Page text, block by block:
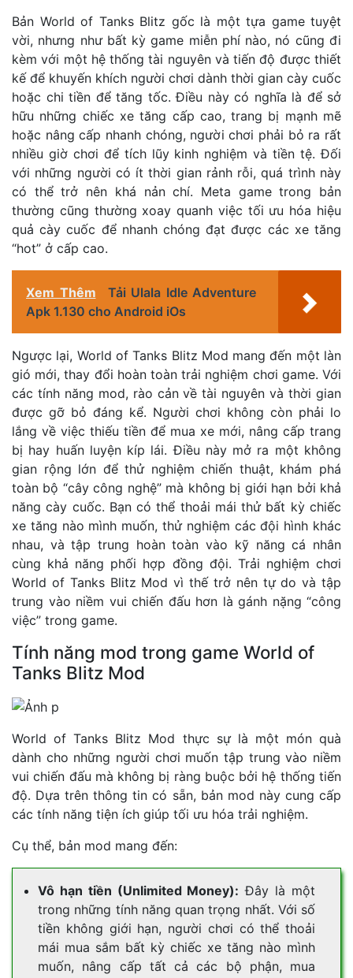
Bản World of Tanks Blitz gốc là một tựa game tuyệt
vời, nhưng như bất kỳ game miễn phí nào, nó cũng đi
kèm với một hệ thống tài nguyên và tiến độ được thiết
kế để khuyến khích người chơi dành thời gian cày cuốc
hoặc chi tiền để tăng tốc. Điều này có nghĩa là để sở
hữu những chiếc xe tăng cấp cao, trang bị mạnh mẽ
hoặc nâng cấp nhanh chóng, người chơi phải bỏ ra rất
nhiều giờ chơi để tích lũy kinh nghiệm và tiền tệ. Đối
với những người có ít thời gian rảnh rỗi, quá trình này
có thể trở nên khá nản chí. Meta game trong bản
thường cũng thường xoay quanh việc tối ưu hóa hiệu
quả cày cuốc để nhanh chóng đạt được các xe tăng
“hot” ở cấp cao.
Xem Thêm
Tải Ulala Idle Adventure
Apk 1.130 cho Android iOs
Ngược lại, World of Tanks Blitz Mod mang đến một làn
gió mới, thay đổi hoàn toàn trải nghiệm chơi game. Với
các tính năng mod, rào cản về tài nguyên và thời gian
được gỡ bỏ đáng kể. Người chơi không còn phải lo
lắng về việc thiếu tiền để mua xe mới, nâng cấp trang
bị hay huấn luyện kíp lái. Điều này mở ra một không
gian rộng lớn để thử nghiệm chiến thuật, khám phá
toàn bộ “cây công nghệ” mà không bị giới hạn bởi khả
năng cày cuốc. Bạn có thể thoải mái thử bất kỳ chiếc
xe tăng nào mình muốn, thử nghiệm các đội hình khác
nhau, và tập trung hoàn toàn vào kỹ năng cá nhân
cùng khả năng phối hợp đồng đội. Trải nghiệm chơi
World of Tanks Blitz Mod vì thế trở nên tự do và tập
trung vào niềm vui chiến đấu hơn là gánh nặng “công
việc” trong game.
Tính năng mod trong game World of
Tanks Blitz Mod
World of Tanks Blitz Mod thực sự là một món quà
dành cho những người chơi muốn tập trung vào niềm
vui chiến đấu mà không bị ràng buộc bởi hệ thống tiến
độ. Dựa trên thông tin có sẵn, bản mod này cung cấp
các tính năng tiện ích giúp tối ưu hóa trải nghiệm.
Cụ thể, bản mod mang đến:
Vô hạn tiền (Unlimited Money): Đây là một
trong những tính năng quan trọng nhất. Với số
tiền không giới hạn, người chơi có thể thoải
mái mua sắm bất kỳ chiếc xe tăng nào mình
muốn, nâng cấp tất cả các bộ phận, mua